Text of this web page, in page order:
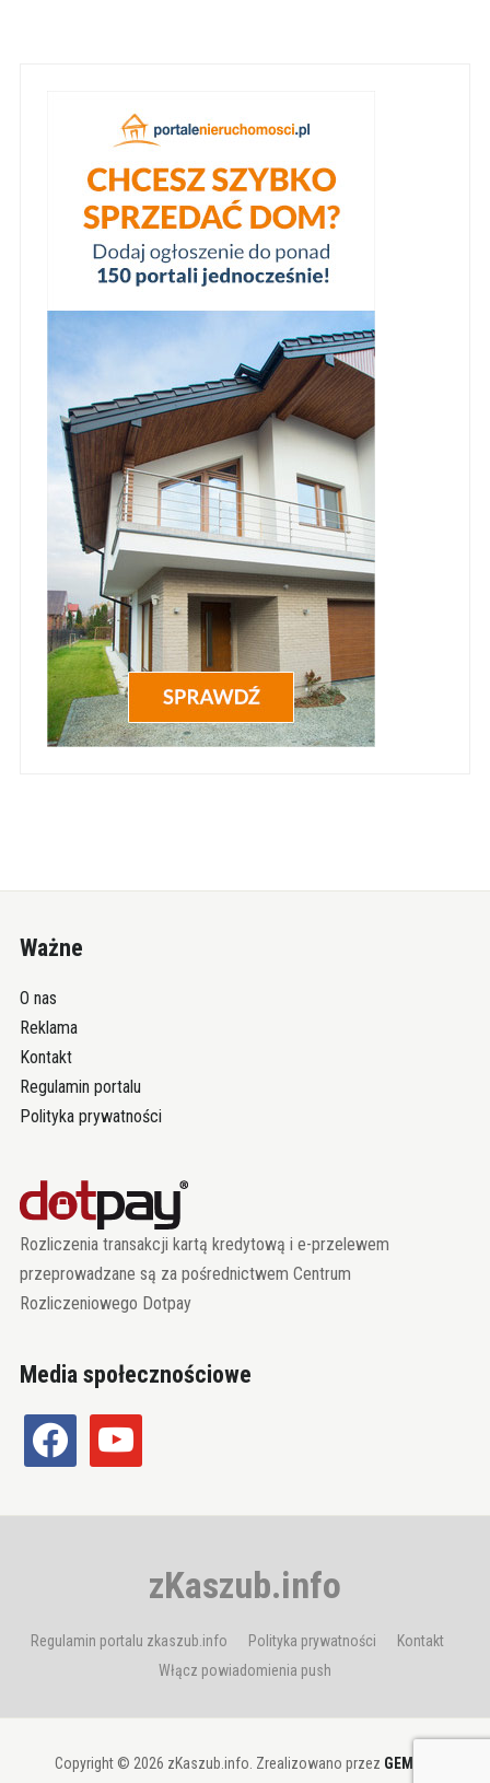
Ważne
O nas
Reklama
Kontakt
Regulamin portalu
Polityka prywatności
Rozliczenia transakcji kartą kredytową i e-przelewem
przeprowadzane są za pośrednictwem Centrum
Rozliczeniowego Dotpay
Media społecznościowe
facebook youtube
zKaszub.info
Regulamin portalu zkaszub.info Polityka prywatności
Kontakt
Włącz powiadomienia push
Copyright © 2026 zKaszub.info. Zrealizowano przez GEMBIT